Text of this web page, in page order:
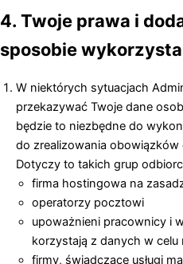
4. Twoje prawa i
sposobie
W niektórych sytuacjach
przekazywać Twoje dane
będzie to niezbędne do
do zrealizowania
Dotyczy to takich grup
firma hostingowa na
operatorzy pocztowi
upoważnieni pracownicy i
korzystają z danych w celu
firmy, świadczące usługi